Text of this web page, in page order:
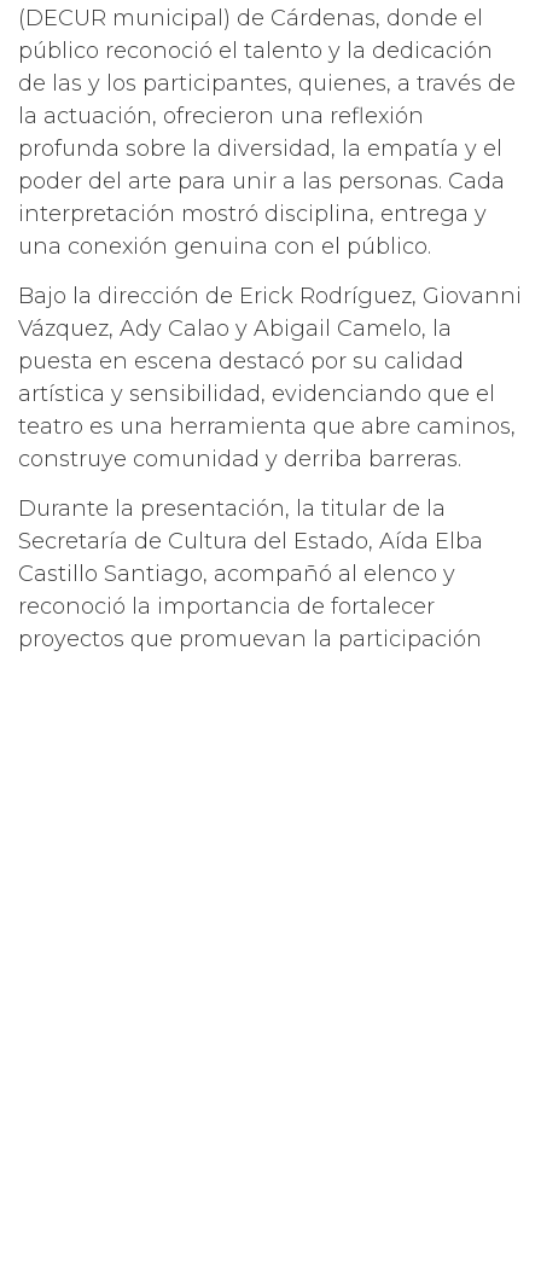
(DECUR municipal) de Cárdenas, donde el
público reconoció el talento y la dedicación
de las y los participantes, quienes, a través de
la actuación, ofrecieron una reflexión
profunda sobre la diversidad, la empatía y el
poder del arte para unir a las personas. Cada
interpretación mostró disciplina, entrega y
una conexión genuina con el público.
Bajo la dirección de Erick Rodríguez, Giovanni
Vázquez, Ady Calao y Abigail Camelo, la
puesta en escena destacó por su calidad
artística y sensibilidad, evidenciando que el
teatro es una herramienta que abre caminos,
construye comunidad y derriba barreras.
Durante la presentación, la titular de la
Secretaría de Cultura del Estado, Aída Elba
Castillo Santiago, acompañó al elenco y
reconoció la importancia de fortalecer
proyectos que promuevan la participación